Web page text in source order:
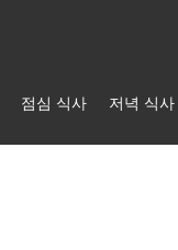
점심 식사 저녁 식사